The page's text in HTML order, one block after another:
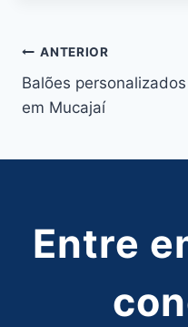
Navegação
de
ANTERIOR
Balões personalizados
em Mucajaí
Entre